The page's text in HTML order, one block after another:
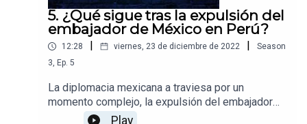
5. ¿Qué sigue tras la expulsión del
embajador de México en Perú?
12:28 | viernes, 23 de diciembre de 2022 |
Season
3, Ep. 5
La diplomacia mexicana a traviesa por un
momento complejo, la expulsión del embajador
de México en Perú pone en riesgo una relación
Play